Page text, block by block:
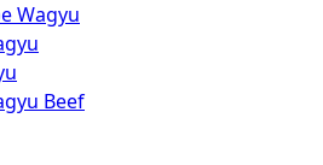
Wagyu
Beef